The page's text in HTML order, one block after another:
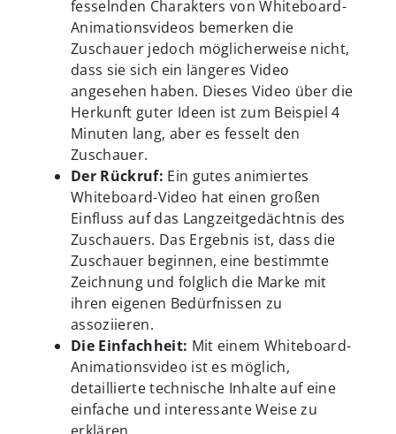
fesselnden Charakters von Whiteboard-
Animationsvideos bemerken die
Zuschauer jedoch möglicherweise nicht,
dass sie sich ein längeres Video
angesehen haben. Dieses Video über die
Herkunft guter Ideen ist zum Beispiel 4
Minuten lang, aber es fesselt den
Zuschauer.
Der Rückruf: Ein gutes animiertes
Whiteboard-Video hat einen großen
Einfluss auf das Langzeitgedächtnis des
Zuschauers. Das Ergebnis ist, dass die
Zuschauer beginnen, eine bestimmte
Zeichnung und folglich die Marke mit
ihren eigenen Bedürfnissen zu
assoziieren.
Die Einfachheit: Mit einem Whiteboard-
Animationsvideo ist es möglich,
detaillierte technische Inhalte auf eine
einfache und interessante Weise zu